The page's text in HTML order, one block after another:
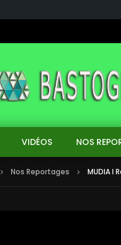
VIDÉOS NOS
Nos Reportages MUDIA I